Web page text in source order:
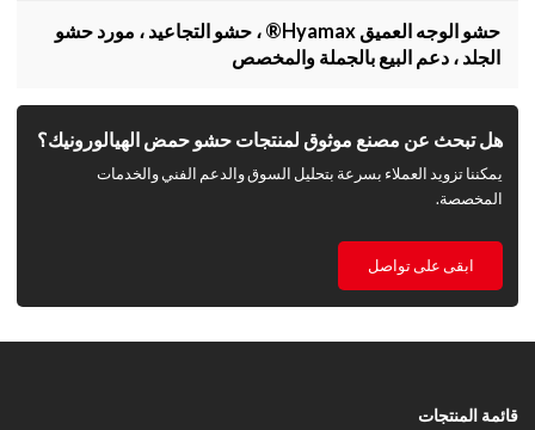
حشو الوجه العميق Hyamax® ، حشو التجاعيد ، مورد حشو
الجلد ، دعم البيع بالجملة والمخصص
هل تبحث عن مصنع موثوق لمنتجات حشو حمض الهيالورونيك؟
يمكننا تزويد العملاء بسرعة بتحليل السوق والدعم الفني والخدمات
المخصصة.
ابقى على تواصل
قائمة المنتجات